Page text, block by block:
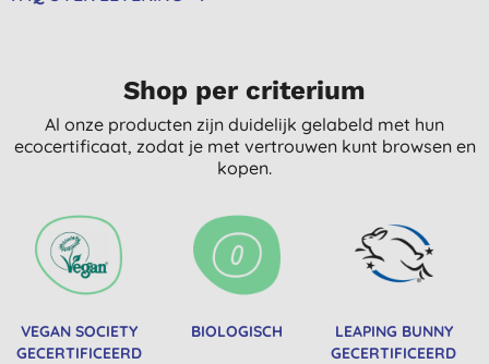
Shop per criterium
Al onze producten zijn duidelijk gelabeld met hun
ecocertificaat, zodat je met vertrouwen kunt browsen en
kopen.
VEGAN SOCIETY
GECERTIFICEERD
BIOLOGISCH
LEAPING BUNNY
GECERTIFICEERD